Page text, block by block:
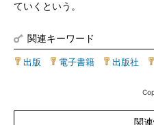
ていくという。
関連キーワード
出版 電子書籍 出版社
関